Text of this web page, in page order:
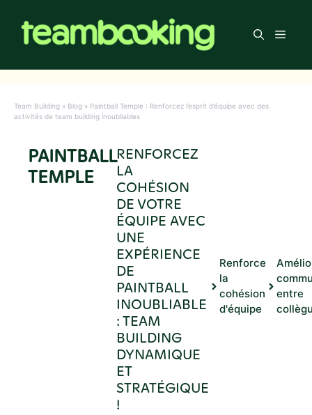
contenu
Menu
Team Building » Blog » Paintball Temple : Renforcez l’esprit d’équipe avec des
activités de team building inoubliables
PAINTBALL
TEMPLE
RENFORCEZ
LA
COHÉSION
DE VOTRE
ÉQUIPE AVEC
UNE
EXPÉRIENCE
DE
PAINTBALL
INOUBLIABLE
: TEAM
BUILDING
DYNAMIQUE
ET
STRATÉGIQUE
!
Renforce
la
cohésion
d'équipe
entre